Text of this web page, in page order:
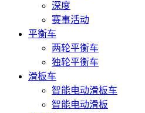
深度
赛事活动
平衡车
两轮平衡车
独轮平衡车
滑板车
智能电动滑板车
智能电动滑板